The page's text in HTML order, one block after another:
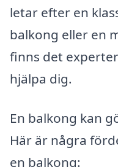
letar efter en
balkong eller en
finns det
hjälpa dig.
En balkong kan
Här är några
en balkong: